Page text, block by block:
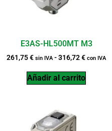
E3AS-HL500MT M3
261,75€ sin IVA -316,72€ con IVA
Añadir al carrito